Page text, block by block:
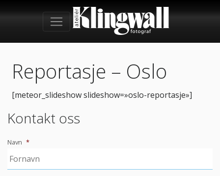
Reportasje – Oslo
[meteor_slideshow slideshow=»oslo-reportasje»]
Kontakt oss
Navn *